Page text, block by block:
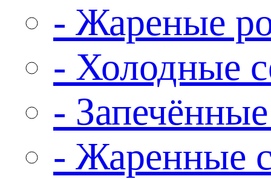
- Жареные
- Холодные
-
- Жаренные